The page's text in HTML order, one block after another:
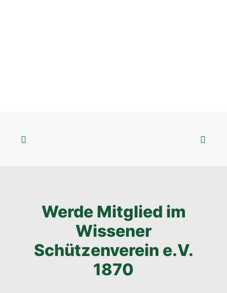
Werde Mitglied im
Wissener
Schützenverein e.V.
1870